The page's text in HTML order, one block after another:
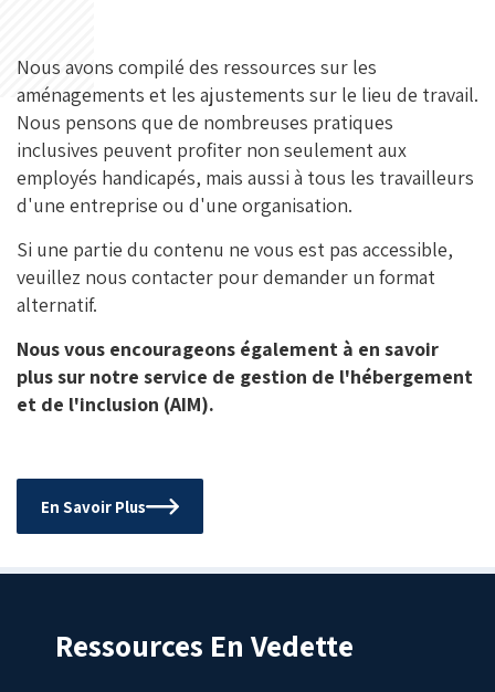
Nous avons compilé des ressources sur les
aménagements et les ajustements sur le lieu de travail.
Nous pensons que de nombreuses pratiques
inclusives peuvent profiter non seulement aux
employés handicapés, mais aussi à tous les travailleurs
d'une entreprise ou d'une organisation.
Si une partie du contenu ne vous est pas accessible,
veuillez nous contacter pour demander un format
alternatif.
Nous vous encourageons également à en savoir
plus sur notre service de gestion de l'hébergement
et de l'inclusion (AIM).
En Savoir Plus
Ressources En Vedette